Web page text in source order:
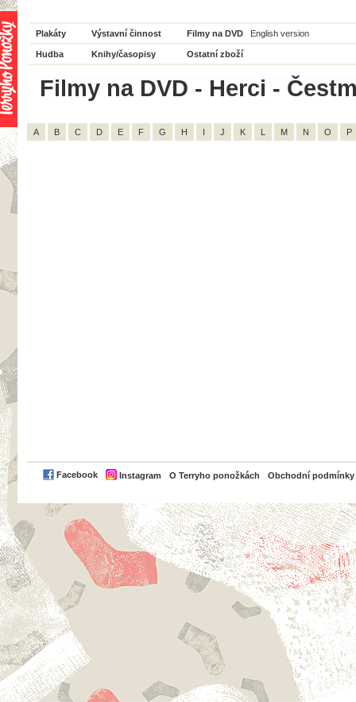
Plakáty Výstavní činnost Filmy na DVD English version
Hudba Knihy/časopisy Ostatní zboží
Filmy na DVD - Herci -
A B C D E F G H I J K L M N O P
Facebook Instagram O Terryho ponožkách Obchodní podmínky
PayPal